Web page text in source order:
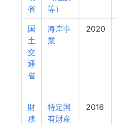
省
等）
国
土
交
通
省
海岸事
業
2020
財
務
特定国
有財産
2016